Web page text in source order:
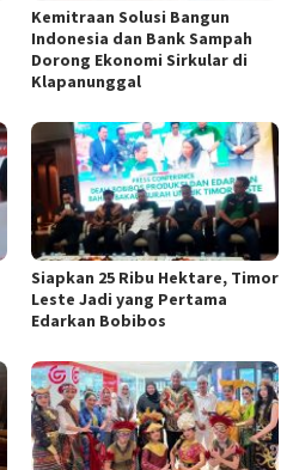
Kemitraan Solusi Bangun
Indonesia dan Bank Sampah
Dorong Ekonomi Sirkular di
Klapanunggal
Siapkan 25 Ribu Hektare, Timor
Leste Jadi yang Pertama
Edarkan Bobibos